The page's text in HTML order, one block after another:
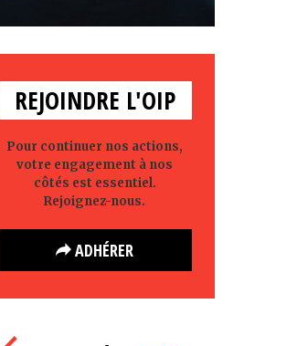
REJOINDRE L'OIP
Pour continuer nos actions,
votre engagement à nos
côtés est essentiel.
Rejoignez-nous.
ADHÉRER